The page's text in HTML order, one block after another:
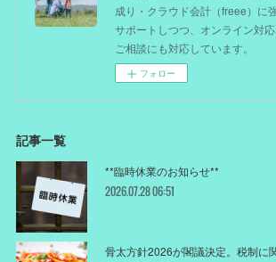
成り・クラウド会計（freee）に
サポートしつつ、オンライン対
ご相談にも対応しています。
フォロー
記事一覧
**臨時休業のお知らせ**
2026.07.28 06:51
骨太方針2026が閣議決定。税制に